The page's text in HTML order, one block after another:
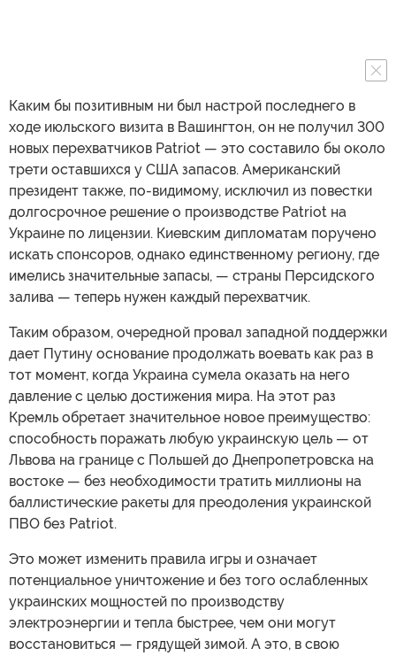
Каким бы позитивным ни был настрой последнего в
ходе июльского визита в Вашингтон, он не получил 300
новых перехватчиков Patriot — это составило бы около
трети оставшихся у США запасов. Американский
президент также, по-видимому, исключил из повестки
долгосрочное решение о производстве Patriot на
Украине по лицензии. Киевским дипломатам поручено
искать спонсоров, однако единственному региону, где
имелись значительные запасы, — страны Персидского
залива — теперь нужен каждый перехватчик.
Таким образом, очередной провал западной поддержки
дает Путину основание продолжать воевать как раз в
тот момент, когда Украина сумела оказать на него
давление с целью достижения мира. На этот раз
Кремль обретает значительное новое преимущество:
способность поражать любую украинскую цель — от
Львова на границе с Польшей до Днепропетровска на
востоке — без необходимости тратить миллионы на
баллистические ракеты для преодоления украинской
ПВО без Patriot.
Это может изменить правила игры и означает
потенциальное уничтожение и без того ослабленных
украинских мощностей по производству
электроэнергии и тепла быстрее, чем они могут
восстановиться — грядущей зимой. А это, в свою